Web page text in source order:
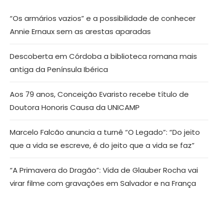
“Os armários vazios” e a possibilidade de conhecer
Annie Ernaux sem as arestas aparadas
Descoberta em Córdoba a biblioteca romana mais
antiga da Península Ibérica
Aos 79 anos, Conceição Evaristo recebe título de
Doutora Honoris Causa da UNICAMP
Marcelo Falcão anuncia a turnê “O Legado”: “Do jeito
que a vida se escreve, é do jeito que a vida se faz”
“A Primavera do Dragão”: Vida de Glauber Rocha vai
virar filme com gravações em Salvador e na França